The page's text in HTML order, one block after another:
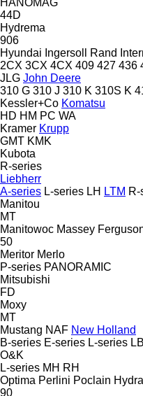
44D
Hydrema
906
Hyundai Ingersoll Rand
2CX 3CX 4CX 409 427 436
JLG John Deere
310 G 310 J 310 K 310S K
Kessler+Co Komatsu
HD HM PC WA
Kramer Krupp
GMT KMK
Kubota
R-series
Liebherr
A-series L-series LH LTM
Manitou
MT
Manitowoc Massey
50
Meritor Merlo
P-series PANORAMIC
Mitsubishi
FD
Moxy
MT
Mustang NAF New Holland
B-series E-series L-series LB
O&K
L-series MH RH
Optima Perlini Poclain
90